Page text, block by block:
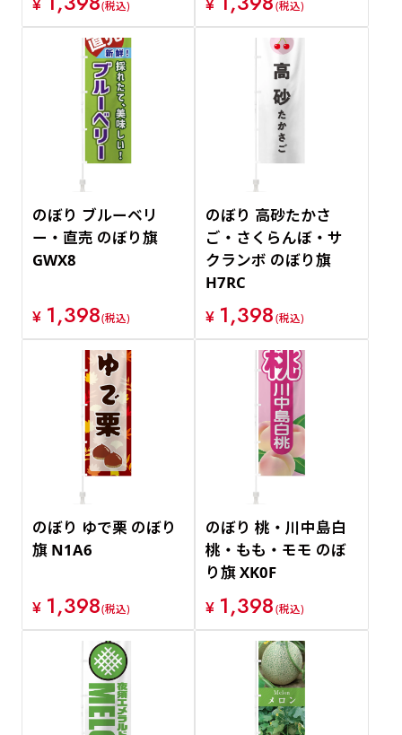
¥ (税込) ¥ (税込)
のぼり ブルーベリ
ー・直売 のぼり旗
GWX8
¥ 1,398(税込)
のぼり 高砂たかさ
ご・さくらんぼ・サ
クランボ のぼり旗
H7RC
¥ 1,398(税込)
のぼり ゆで栗 のぼり
旗 N1A6
¥ 1,398(税込)
のぼり 桃・川中島白
桃・もも・モモ のぼ
り旗 XK0F
¥ 1,398(税込)